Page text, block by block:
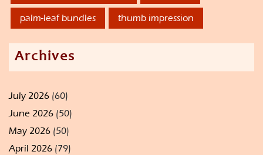
palm-leaf bundles thumb impression
Archives
July 2026 (60)
June 2026 (50)
May 2026 (50)
April 2026 (79)